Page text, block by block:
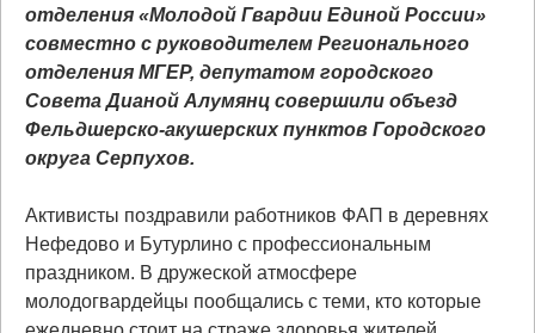
отделения «Молодой Гвардии Единой России»
совместно с руководителем Регионального
отделения МГЕР, депутатом городского
Совета Дианой Алумянц совершили объезд
Фельдшерско-акушерских пунктов Городского
округа Серпухов.
Активисты поздравили работников ФАП в деревнях
Нефедово и Бутурлино с профессиональным
праздником. В дружеской атмосфере
молодогвардейцы пообщались с теми, кто которые